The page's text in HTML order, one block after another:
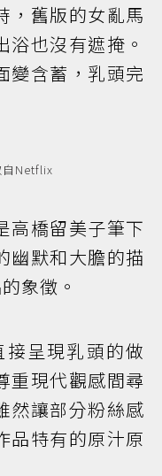
，舊版的女亂馬
也沒有遮掩。
變含蓄，乳頭完
自Netflix
高橋留美子筆下
幽默和大膽的描
象徵。
接呈現乳頭的做
重現代觀感間尋
然讓部分粉絲感
品特有的原汁原